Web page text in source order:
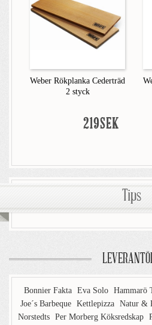
Weber Rökplanka Cederträd
2 styck
219SEK
Tips
Bonnier Fakta Eva Solo Hammarö
Joe´s Barbeque Kettlepizza Natur &
Norstedts Per Morberg Köksredskap